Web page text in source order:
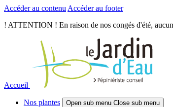
Accéder au contenu Accéder au footer
! ATTENTION ! En raison de nos congés d'été,
Accueil
Nos plantes Open sub menu Close sub menu